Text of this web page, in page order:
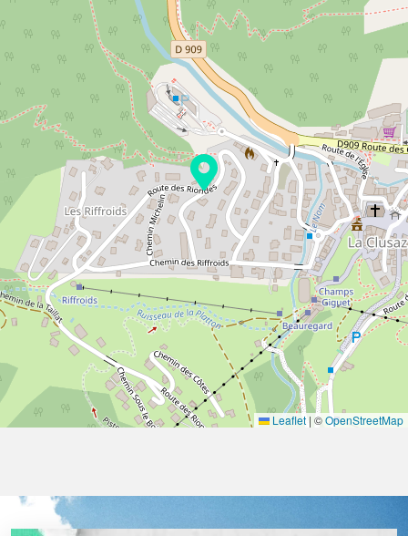
Leaflet | ©OpenStreetMap